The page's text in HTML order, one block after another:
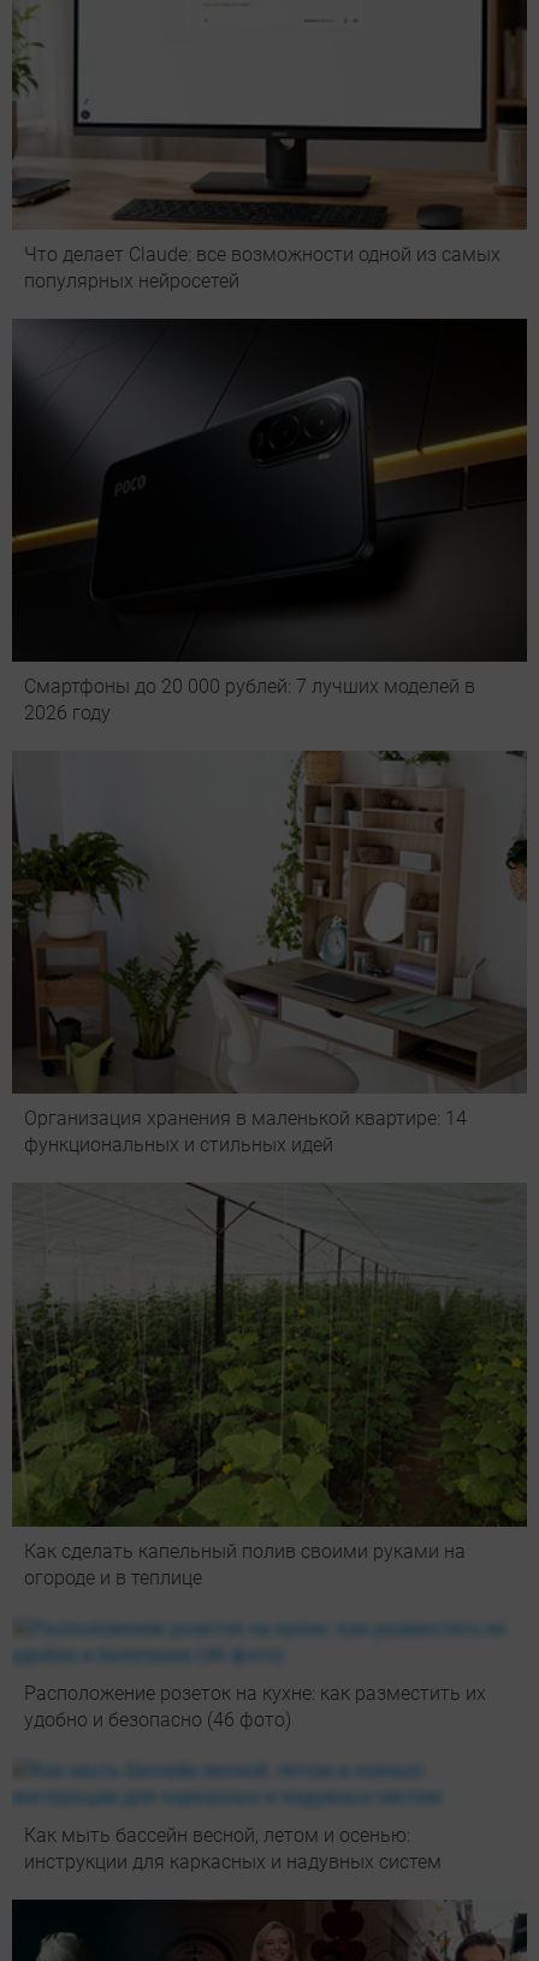
Что делает Сlaude: все возможности одной из самых
популярных нейросетей
Смартфоны до 20 000 рублей: 7 лучших моделей в
2026 году
Организация хранения в маленькой квартире: 14
функциональных и стильных идей
Как сделать капельный полив своими руками на
огороде и в теплице
Расположение розеток на кухне: как разместить их
удобно и безопасно (46 фото)
Как мыть бассейн весной, летом и осенью:
инструкции для каркасных и надувных систем